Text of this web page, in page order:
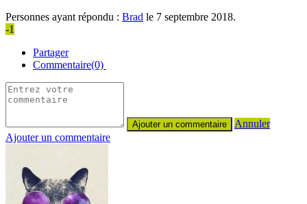
Personnes ayant répondu : Brad le 7 septembre 2018.
-1
Partager
Commentaire(0)
Annuler
Ajouter un commentaire